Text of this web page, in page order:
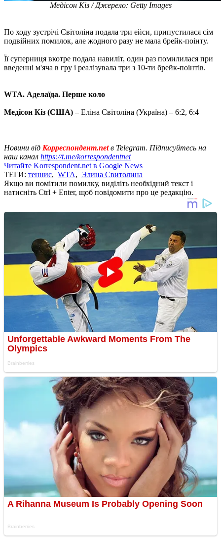
Медісон Кіз / Джерело: Getty Images
По ходу зустрічі Світоліна подала три ейси, припустилася сім
подвійних помилок, але жодного разу не мала брейк-поінту.
Її суперниця вкотре подала навиліт, один раз помилилася при
введенні м'яча в гру і реалізувала три з 10-ти брейк-поінтів.
WTA. Аделаїда. Перше коло
Медісон Кіз (США) – Еліна Світоліна (Україна) – 6:2, 6:4
Новини від Корреспондент.netв Telegram. Підписуйтесь на
наш канал https://t.me/korrespondentnet
Читайте Korrespondent.net в Google News
ТЕГИ: теннис, WTA, Элина Свитолина
Якщо ви помітили помилку, виділіть необхідний текст і
натисніть Ctrl + Enter, щоб повідомити про це редакцію.